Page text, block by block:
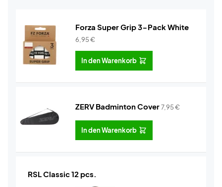
Forza Super Grip 3-Pack White
6,95€
In den Warenkorb
ZERV Badminton Cover7,95€
In den Warenkorb
RSL Classic 12 pcs.